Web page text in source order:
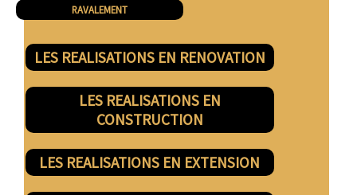
RAVALEMENT
LES REALISATIONS EN RENOVATION
LES REALISATIONS EN
CONSTRUCTION
LES REALISATIONS EN EXTENSION